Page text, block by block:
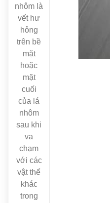
nhôm là
vết hư
hỏng
trên bề
mặt
hoặc
mặt
cuối
của lá
nhôm
sau khi
va
chạm
với các
vật thể
khác
trong